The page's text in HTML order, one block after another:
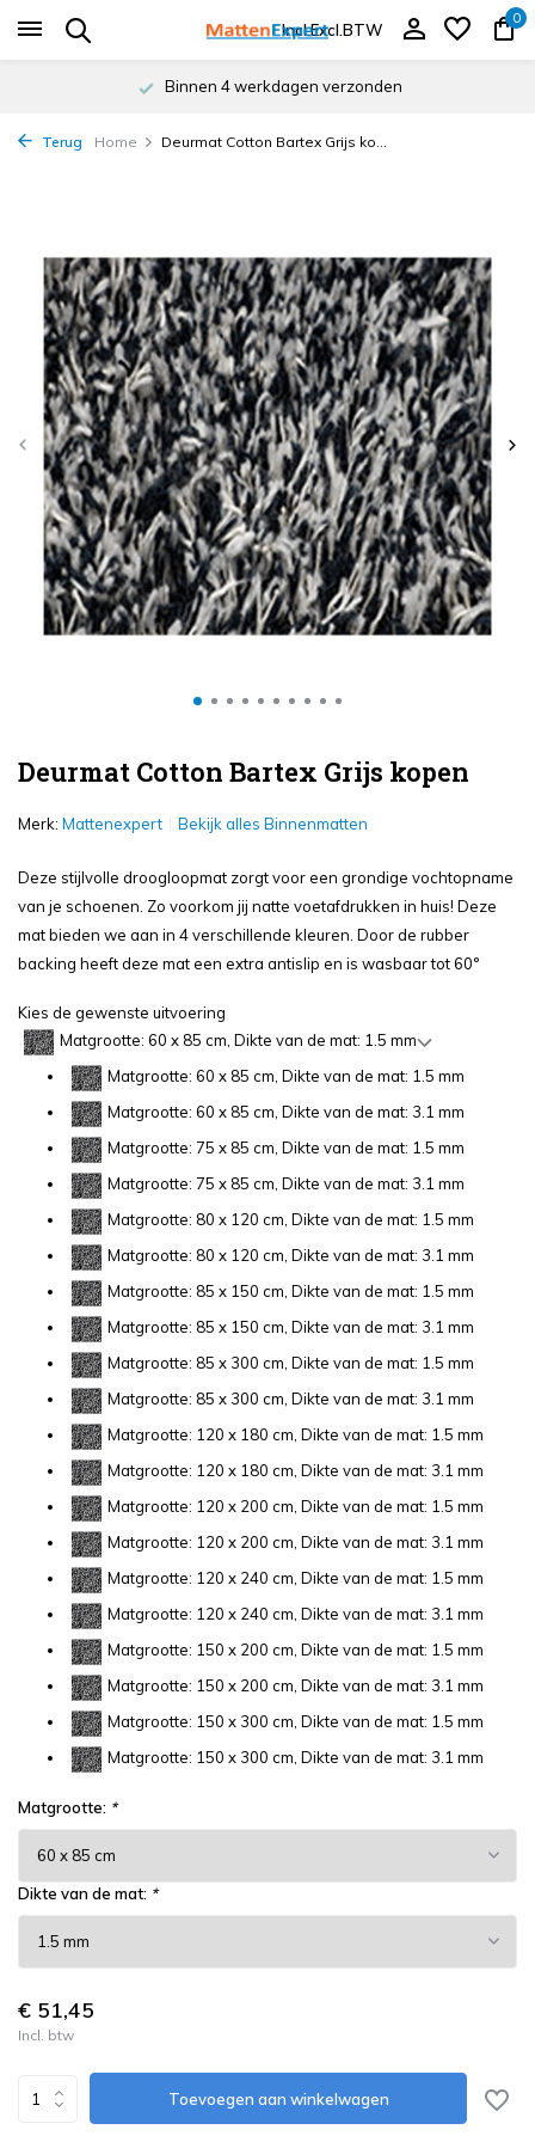
Incl.Excl.BTW
0
Binnen 4 werkdagen verzonden
Terug Home Deurmat Cotton Bartex Grijs ko...
Deurmat Cotton Bartex Grijs kopen
Merk: Mattenexpert Bekijk alles Binnenmatten
Deze stijlvolle droogloopmat zorgt voor een grondige vochtopname
van je schoenen. Zo voorkom jij natte voetafdrukken in huis! Deze
mat bieden we aan in 4 verschillende kleuren. Door de rubber
backing heeft deze mat een extra antislip en is wasbaar tot 60°
Kies de gewenste uitvoering
Matgrootte: 60 x 85 cm, Dikte van de mat: 1.5 mm
Matgrootte: 60 x 85 cm, Dikte van de mat: 1.5 mm
Matgrootte: 60 x 85 cm, Dikte van de mat: 3.1 mm
Matgrootte: 75 x 85 cm, Dikte van de mat: 1.5 mm
Matgrootte: 75 x 85 cm, Dikte van de mat: 3.1 mm
Matgrootte: 80 x 120 cm, Dikte van de mat: 1.5 mm
Matgrootte: 80 x 120 cm, Dikte van de mat: 3.1 mm
Matgrootte: 85 x 150 cm, Dikte van de mat: 1.5 mm
Matgrootte: 85 x 150 cm, Dikte van de mat: 3.1 mm
Matgrootte: 85 x 300 cm, Dikte van de mat: 1.5 mm
Matgrootte: 85 x 300 cm, Dikte van de mat: 3.1 mm
Matgrootte: 120 x 180 cm, Dikte van de mat: 1.5 mm
Matgrootte: 120 x 180 cm, Dikte van de mat: 3.1 mm
Matgrootte: 120 x 200 cm, Dikte van de mat: 1.5 mm
Matgrootte: 120 x 200 cm, Dikte van de mat: 3.1 mm
Matgrootte: 120 x 240 cm, Dikte van de mat: 1.5 mm
Matgrootte: 120 x 240 cm, Dikte van de mat: 3.1 mm
Matgrootte: 150 x 200 cm, Dikte van de mat: 1.5 mm
Matgrootte: 150 x 200 cm, Dikte van de mat: 3.1 mm
Matgrootte: 150 x 300 cm, Dikte van de mat: 1.5 mm
Matgrootte: 150 x 300 cm, Dikte van de mat: 3.1 mm
Matgrootte: *
Dikte van de mat: *
€ 51,45
Incl. btw
Toevoegen aan winkelwagen